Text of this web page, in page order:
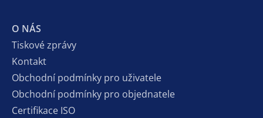
O NÁS
Tiskové zprávy
Kontakt
Obchodní podmínky pro uživatele
Obchodní podmínky pro objednatele
Certifikace ISO